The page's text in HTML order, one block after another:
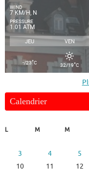
WIND
7 KM/H, N
PRESSURE
1.01 ATM
JEU VEN
-/23°C 32/19°C
Calendrier
L
M M
3
4 5
10
11 12